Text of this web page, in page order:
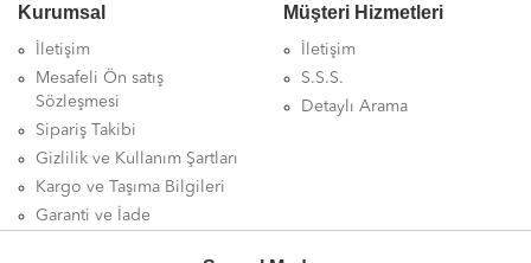
Kurumsal
İletişim
Mesafeli Ön satış
Sözleşmesi
Sipariş Takibi
Gizlilik ve Kullanım Şartları
Kargo ve Taşıma Bilgileri
Garanti ve İade
Müşteri Hizmetleri
İletişim
S.S.S.
Detaylı Arama